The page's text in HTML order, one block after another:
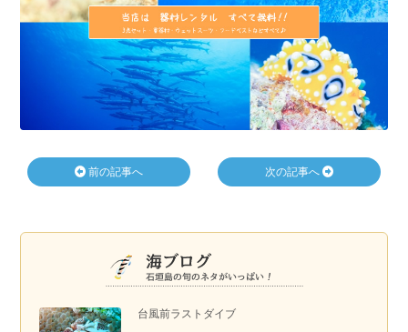
台風前ラストダイブ
前の記事へ 次の記事へ